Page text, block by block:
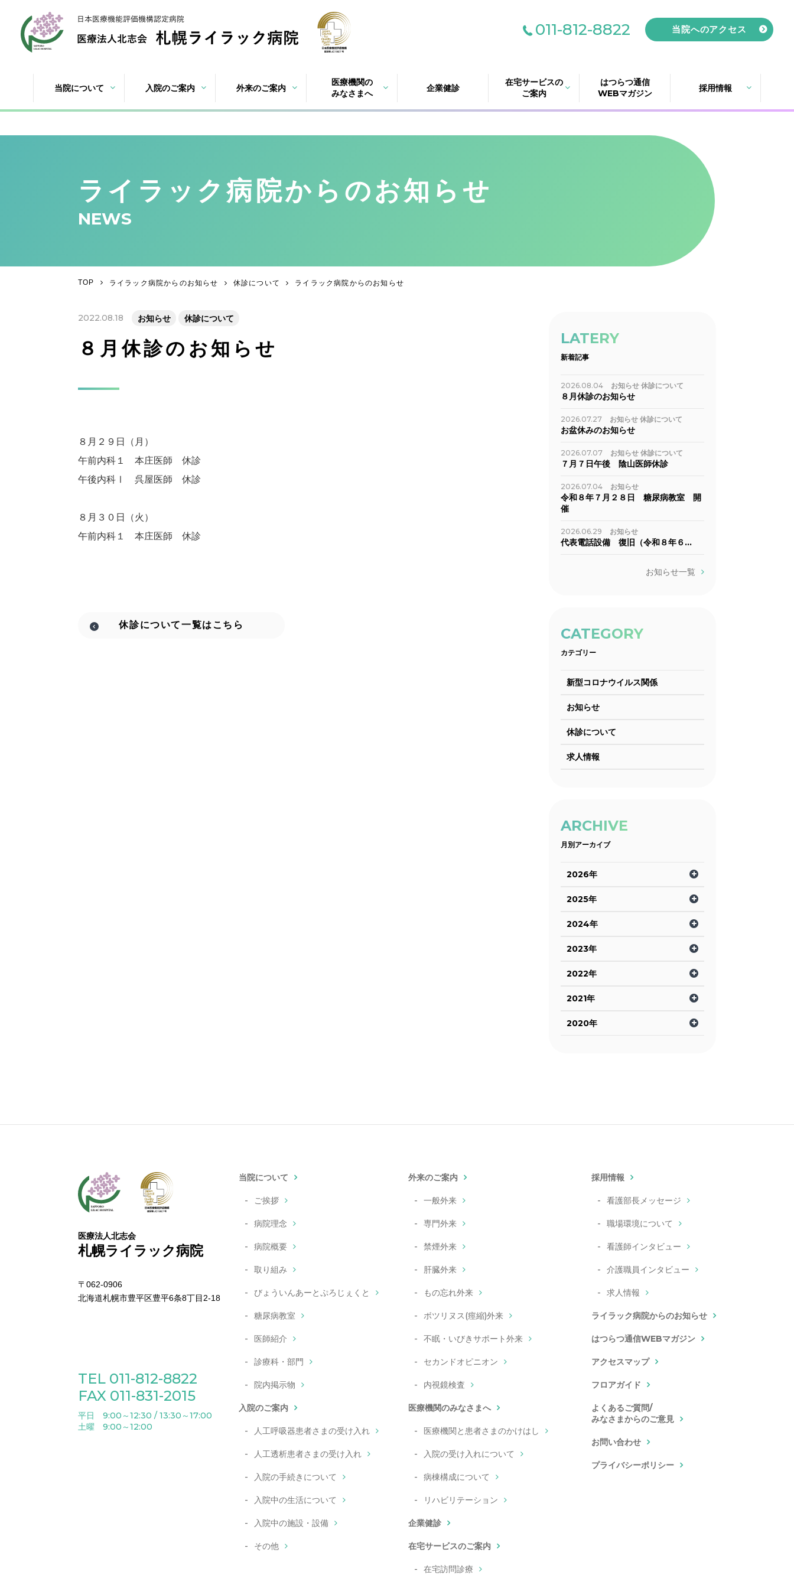
011-812-8822 当院へのアクセス
当院について 入院のご案内 外来のご案内
医療機関の
みなさまへ
企業健診
在宅サービスの
ご案内
はつらつ通信
WEBマガジン
採用情報
ライラック病院からのお知らせ
NEWS
TOP ライラック病院からのお知らせ 休診について ライラック病院からのお知らせ
2022.08.18 お知らせ 休診について
８月休診のお知らせ
８月２９日（月）
午前内科１ 本庄医師 休診
午後内科Ⅰ 呉屋医師 休診
８月３０日（火）
午前内科１ 本庄医師 休診
休診について一覧はこちら
LATERY
新着記事
2026.08.04 お知らせ 休診について
８月休診のお知らせ
2026.07.27 お知らせ 休診について
お盆休みのお知らせ
2026.07.07 お知らせ 休診について
７月７日午後 陰山医師休診
2026.07.04 お知らせ
令和８年７月２８日 糖尿病教室 開
催
2026.06.29 お知らせ
代表電話設備 復旧（令和８年６…
お知らせ一覧
CATEGORY
カテゴリー
新型コロナウイルス関係
お知らせ
休診について
求人情報
ARCHIVE
月別アーカイブ
2026年
2025年
2024年
2023年
2022年
2021年
2020年
医療法人北志会
札幌ライラック病院
〒062-0906
北海道札幌市豊平区豊平6条8丁目2-18
TEL 011-812-8822
FAX 011-831-2015
平日 9:00～12:30 / 13:30～17:00
土曜 9:00～12:00
当院について
ご挨拶
病院理念
病院概要
取り組み
びょういんあーとぷろじぇくと
糖尿病教室
医師紹介
診療科・部門
院内掲示物
入院のご案内
人工呼吸器患者さまの受け入れ
人工透析患者さまの受け入れ
入院の手続きについて
入院中の生活について
入院中の施設・設備
その他
外来のご案内
一般外来
専門外来
禁煙外来
肝臓外来
もの忘れ外来
ボツリヌス(痙縮)外来
不眠・いびきサポート外来
セカンドオピニオン
内視鏡検査
医療機関のみなさまへ
医療機関と患者さまのかけはし
入院の受け入れについて
病棟構成について
リハビリテーション
企業健診
在宅サービスのご案内
在宅訪問診療
採用情報
看護部長メッセージ
職場環境について
看護師インタビュー
介護職員インタビュー
求人情報
ライラック病院からのお知らせ
はつらつ通信WEBマガジン
アクセスマップ
フロアガイド
よくあるご質問/
みなさまからのご意見
お問い合わせ
プライバシーポリシー